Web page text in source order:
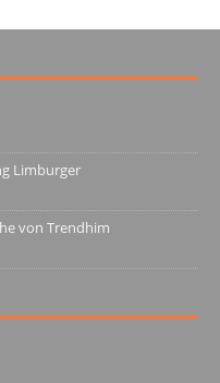
Limburger
von Trendhim